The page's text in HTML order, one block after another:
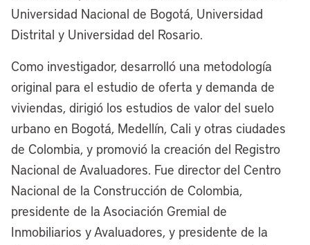
Universidad Nacional de Bogotá, Universidad
Distrital y Universidad del Rosario.
Como investigador, desarrolló una metodología
original para el estudio de oferta y demanda de
viviendas, dirigió los estudios de valor del suelo
urbano en Bogotá, Medellín, Cali y otras ciudades
de Colombia, y promovió la creación del Registro
Nacional de Avaluadores. Fue director del Centro
Nacional de la Construcción de Colombia,
presidente de la Asociación Gremial de
Inmobiliarios y Avaluadores, y presidente de la